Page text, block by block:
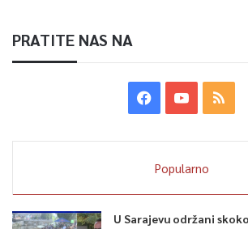
PRATITE NAS NA
Popularno
U Sarajevu održani